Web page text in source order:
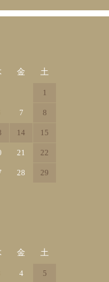
金 土
1
7 8
14 15
21 22
28 29
金 土
4 5